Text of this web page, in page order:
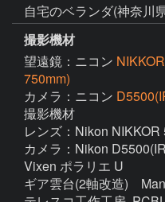
自宅のベランダ(神奈川
撮影機材
望遠鏡：ニコン
750mm)
カメラ：ニコン
撮影機材
レンズ：Nikon NIKKOR
カメラ：Nikon
Vixen ポラリエ U
ギア雲台(2軸改造)　